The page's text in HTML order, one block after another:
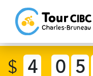
$ 4 0 5